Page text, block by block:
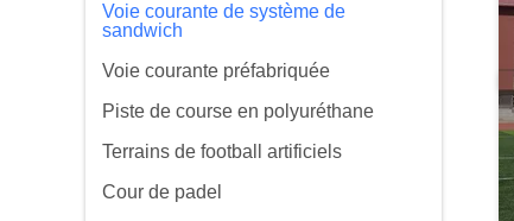
Voie courante de système de
sandwich
Voie courante préfabriquée
Piste de course en polyuréthane
Terrains de football artificiels
Cour de padel